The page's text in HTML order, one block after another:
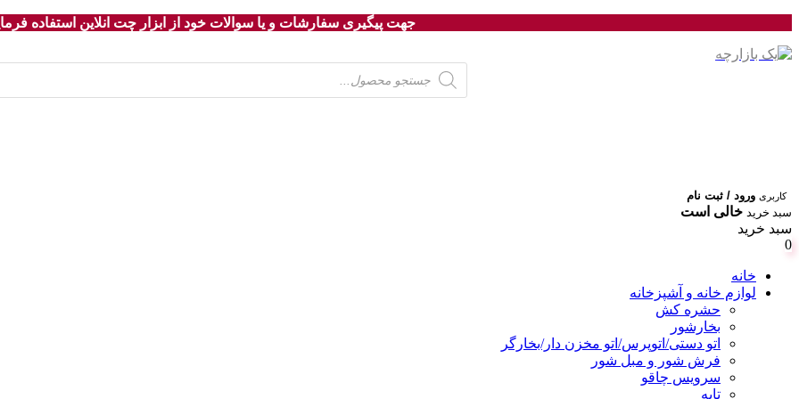
جهت پیگیری سفارشات و یا سوالات خود از ابزار چت انلاین استفاده
Products
search
کاربری ورود / ثبت نام
سبد خرید خالی است
سبد خرید
0
خانه
لوازم خانه و آشپزخانه
حشره کش
بخارشور
اتو دستی/اتوپرس/اتو مخزن دار/بخارگر
فرش شور و مبل شور
سرویس چاقو
تابه